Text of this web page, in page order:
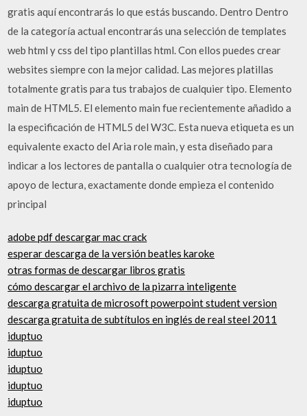
gratis aquí encontrarás lo que estás buscando. Dentro Dentro
de la categoría actual encontrarás una selección de templates
web html y css del tipo plantillas html. Con ellos puedes crear
websites siempre con la mejor calidad. Las mejores platillas
totalmente gratis para tus trabajos de cualquier tipo. Elemento
main de HTML5. El elemento main fue recientemente añadido a
la especificación de HTML5 del W3C. Esta nueva etiqueta es un
equivalente exacto del Aria role main, y esta diseñado para
indicar a los lectores de pantalla o cualquier otra tecnología de
apoyo de lectura, exactamente donde empieza el contenido
principal
adobe pdf descargar mac crack
esperar descarga de la versión beatles karoke
otras formas de descargar libros gratis
cómo descargar el archivo de la pizarra inteligente
descarga gratuita de microsoft powerpoint student version
descarga gratuita de subtítulos en inglés de real steel 2011
iduptuo
iduptuo
iduptuo
iduptuo
iduptuo